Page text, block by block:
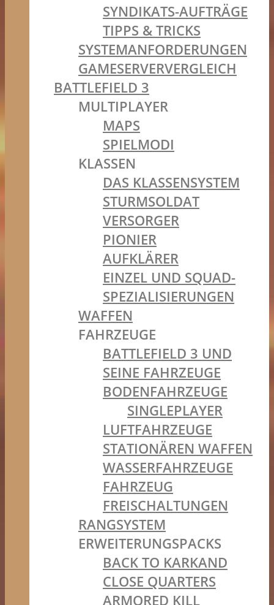
SYNDIKATS-AUFTRÄGE
TIPPS & TRICKS
SYSTEMANFORDERUNGEN
GAMESERVERVERGLEICH
BATTLEFIELD 3
MULTIPLAYER
MAPS
SPIELMODI
KLASSEN
DAS KLASSENSYSTEM
STURMSOLDAT
VERSORGER
PIONIER
AUFKLÄRER
EINZEL UND SQUAD-
SPEZIALISIERUNGEN
WAFFEN
FAHRZEUGE
BATTLEFIELD 3 UND
SEINE FAHRZEUGE
BODENFAHRZEUGE
SINGLEPLAYER
LUFTFAHRZEUGE
STATIONÄREN WAFFEN
WASSERFAHRZEUGE
FAHRZEUG
FREISCHALTUNGEN
RANGSYSTEM
ERWEITERUNGSPACKS
BACK TO KARKAND
CLOSE QUARTERS
ARMORED KILL